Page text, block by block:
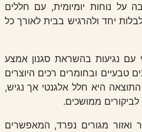
על נוחות יומיומית, עם חללים
יחד ולהרגיש בבית לאורך כל
עם נגיעות בהשראת סגנון אמצע
טבעיים ובחומרים רכים היוצרים
התוצאה היא חלל אלגנטי אך נגיש,
ממושכים.
ואזור מגורים נפרד, המאפשרים